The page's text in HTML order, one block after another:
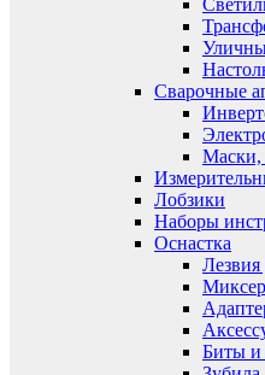
Сварочные
Маски,
Лобзики
Наборы
Оснастка
Лезвия
Биты и